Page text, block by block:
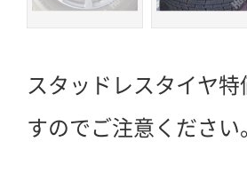
スタッドレスタイヤ
すのでご注意ください